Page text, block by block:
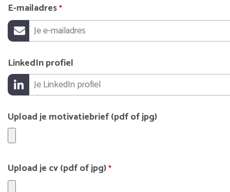
E-mailadres*
LinkedIn profiel
Upload je motivatiebrief (pdf of jpg)
Upload je cv (pdf of jpg)*